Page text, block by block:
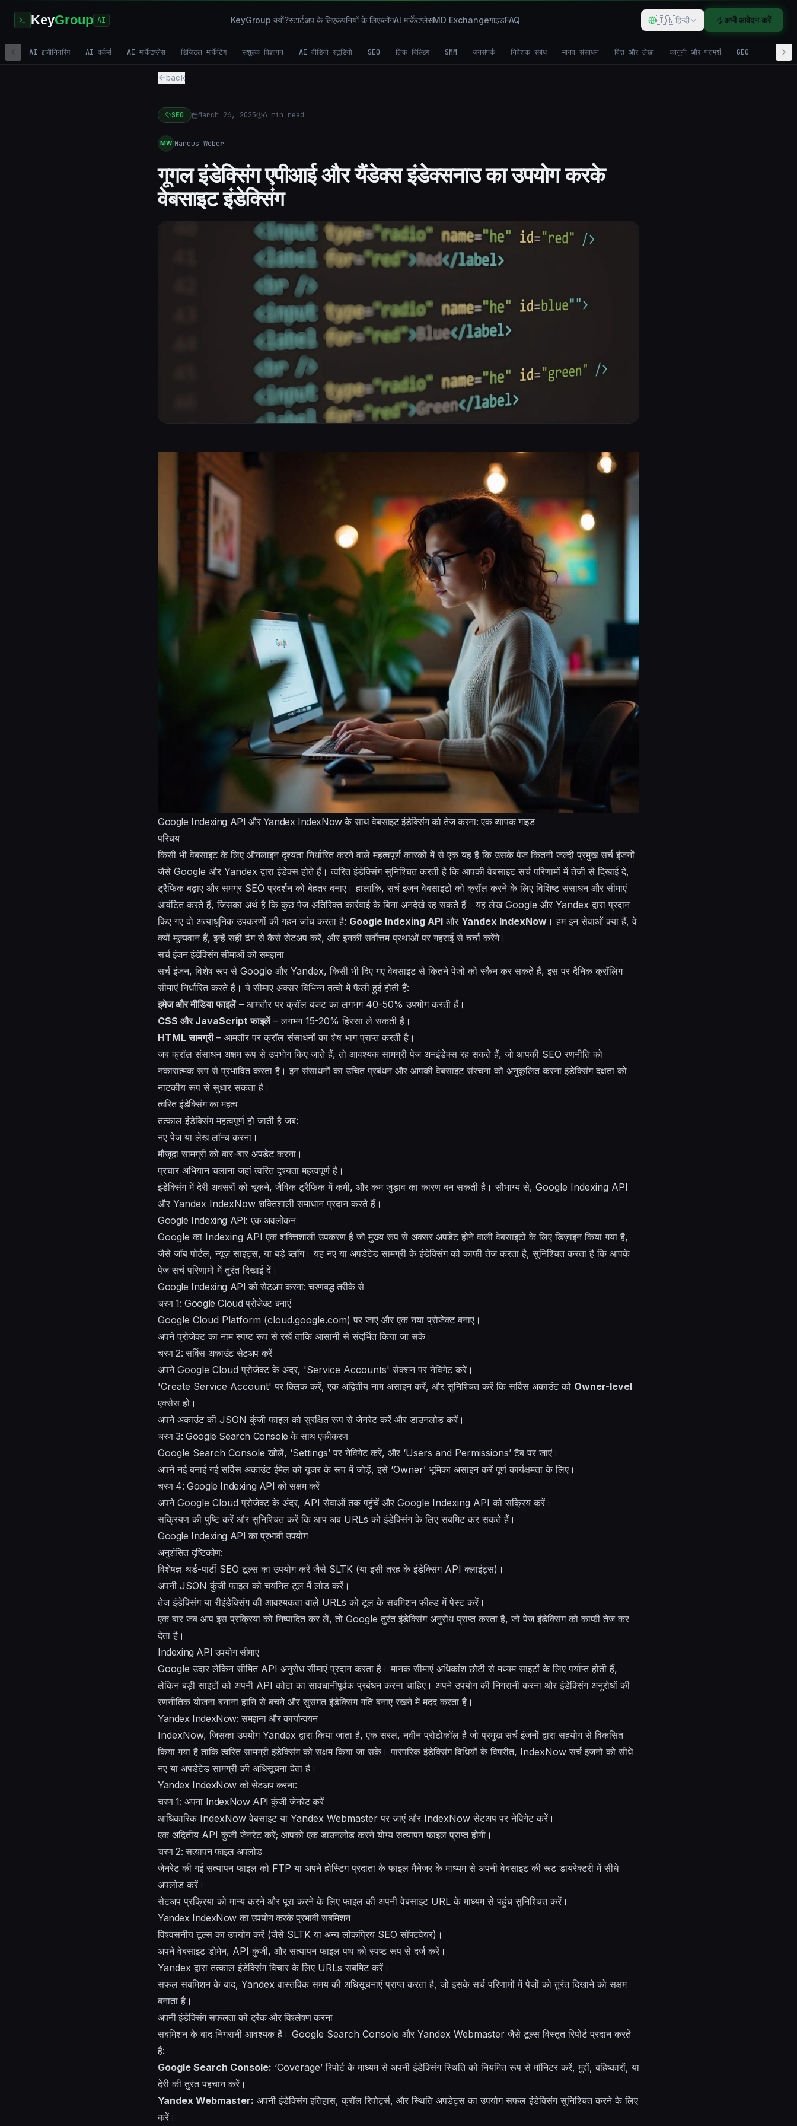
KeyGroup AI KeyGroup क्यों?स्टार्टअप के लिएकंपनियों के लिएब्लॉगAI मार्केटप्लेसMD ExchangeगाइडFAQ 🇮🇳हिन्दी अभी आवेदन करें
AI इंजीनियरिंग AI वर्कर्स AI मार्केटप्लेस डिजिटल मार्केटिंग सशुल्क विज्ञापन AI वीडियो स्टूडियो SEO लिंक बिल्डिंग SMM जनसंपर्क निवेशक संबंध मानव संसाधन वित्त और लेखा कानूनी और परामर्श GEO
back
SEO March 26, 2025 6 min read
MW Marcus Weber
गूगल इंडेक्सिंग एपीआई और यैंडेक्स इंडेक्सनाउ का उपयोग करके
वेबसाइट इंडेक्सिंग
Google Indexing API और Yandex IndexNow के साथ वेबसाइट इंडेक्सिंग को तेज करना: एक व्यापक गाइड
परिचय
किसी भी वेबसाइट के लिए ऑनलाइन दृश्यता निर्धारित करने वाले महत्वपूर्ण कारकों में से एक यह है कि उसके पेज कितनी जल्दी प्रमुख सर्च इंजनों
जैसे Google और Yandex द्वारा इंडेक्स होते हैं। त्वरित इंडेक्सिंग सुनिश्चित करती है कि आपकी वेबसाइट सर्च परिणामों में तेजी से दिखाई दे,
ट्रैफिक बढ़ाए और समग्र SEO प्रदर्शन को बेहतर बनाए। हालांकि, सर्च इंजन वेबसाइटों को क्रॉल करने के लिए विशिष्ट संसाधन और सीमाएं
आवंटित करते हैं, जिसका अर्थ है कि कुछ पेज अतिरिक्त कार्रवाई के बिना अनदेखे रह सकते हैं। यह लेख Google और Yandex द्वारा प्रदान
किए गए दो अत्याधुनिक उपकरणों की गहन जांच करता है: Google Indexing API और Yandex IndexNow । हम इन सेवाओं क्या हैं, वे
क्यों मूल्यवान हैं, इन्हें सही ढंग से कैसे सेटअप करें, और इनकी सर्वोत्तम प्रथाओं पर गहराई से चर्चा करेंगे।
सर्च इंजन इंडेक्सिंग सीमाओं को समझना
सर्च इंजन, विशेष रूप से Google और Yandex, किसी भी दिए गए वेबसाइट से कितने पेजों को स्कैन कर सकते हैं, इस पर दैनिक क्रॉलिंग
सीमाएं निर्धारित करते हैं। ये सीमाएं अक्सर विभिन्न तत्वों में फैली हुई होती हैं:
इमेज और मीडिया फाइलें– आमतौर पर क्रॉल बजट का लगभग 40-50% उपभोग करती हैं।
CSS और JavaScript फाइलें– लगभग 15-20% हिस्सा ले सकती हैं।
HTML सामग्री– आमतौर पर क्रॉल संसाधनों का शेष भाग प्राप्त करती है।
जब क्रॉल संसाधन अक्षम रूप से उपभोग किए जाते हैं, तो आवश्यक सामग्री पेज अनइंडेक्स रह सकते हैं, जो आपकी SEO रणनीति को
नकारात्मक रूप से प्रभावित करता है। इन संसाधनों का उचित प्रबंधन और आपकी वेबसाइट संरचना को अनुकूलित करना इंडेक्सिंग दक्षता को
नाटकीय रूप से सुधार सकता है।
त्वरित इंडेक्सिंग का महत्व
तत्काल इंडेक्सिंग महत्वपूर्ण हो जाती है जब:
नए पेज या लेख लॉन्च करना।
मौजूदा सामग्री को बार-बार अपडेट करना।
प्रचार अभियान चलाना जहां त्वरित दृश्यता महत्वपूर्ण है।
इंडेक्सिंग में देरी अवसरों को चूकने, जैविक ट्रैफिक में कमी, और कम जुड़ाव का कारण बन सकती है। सौभाग्य से, Google Indexing API
और Yandex IndexNow शक्तिशाली समाधान प्रदान करते हैं।
Google Indexing API: एक अवलोकन
Google का Indexing API एक शक्तिशाली उपकरण है जो मुख्य रूप से अक्सर अपडेट होने वाली वेबसाइटों के लिए डिज़ाइन किया गया है,
जैसे जॉब पोर्टल, न्यूज़ साइट्स, या बड़े ब्लॉग। यह नए या अपडेटेड सामग्री के इंडेक्सिंग को काफी तेज करता है, सुनिश्चित करता है कि आपके
पेज सर्च परिणामों में तुरंत दिखाई दें।
Google Indexing API को सेटअप करना: चरणबद्ध तरीके से
चरण 1: Google Cloud प्रोजेक्ट बनाएं
Google Cloud Platform (cloud.google.com) पर जाएं और एक नया प्रोजेक्ट बनाएं।
अपने प्रोजेक्ट का नाम स्पष्ट रूप से रखें ताकि आसानी से संदर्भित किया जा सके।
चरण 2: सर्विस अकाउंट सेटअप करें
अपने Google Cloud प्रोजेक्ट के अंदर, 'Service Accounts' सेक्शन पर नेविगेट करें।
'Create Service Account' पर क्लिक करें, एक अद्वितीय नाम असाइन करें, और सुनिश्चित करें कि सर्विस अकाउंट को Owner-level
एक्सेस हो।
अपने अकाउंट की JSON कुंजी फाइल को सुरक्षित रूप से जेनरेट करें और डाउनलोड करें।
चरण 3: Google Search Console के साथ एकीकरण
Google Search Console खोलें, ‘Settings’ पर नेविगेट करें, और ‘Users and Permissions’ टैब पर जाएं।
अपने नई बनाई गई सर्विस अकाउंट ईमेल को यूजर के रूप में जोड़ें, इसे ‘Owner’ भूमिका असाइन करें पूर्ण कार्यक्षमता के लिए।
चरण 4: Google Indexing API को सक्षम करें
अपने Google Cloud प्रोजेक्ट के अंदर, API सेवाओं तक पहुंचें और Google Indexing API को सक्रिय करें।
सक्रियण की पुष्टि करें और सुनिश्चित करें कि आप अब URLs को इंडेक्सिंग के लिए सबमिट कर सकते हैं।
Google Indexing API का प्रभावी उपयोग
अनुशंसित दृष्टिकोण:
विशेषज्ञ थर्ड-पार्टी SEO टूल्स का उपयोग करें जैसे SLTK (या इसी तरह के इंडेक्सिंग API क्लाइंट्स)।
अपनी JSON कुंजी फाइल को चयनित टूल में लोड करें।
तेज इंडेक्सिंग या रीइंडेक्सिंग की आवश्यकता वाले URLs को टूल के सबमिशन फील्ड में पेस्ट करें।
एक बार जब आप इस प्रक्रिया को निष्पादित कर लें, तो Google तुरंत इंडेक्सिंग अनुरोध प्राप्त करता है, जो पेज इंडेक्सिंग को काफी तेज कर
देता है।
Indexing API उपयोग सीमाएं
Google उदार लेकिन सीमित API अनुरोध सीमाएं प्रदान करता है। मानक सीमाएं अधिकांश छोटी से मध्यम साइटों के लिए पर्याप्त होती हैं,
लेकिन बड़ी साइटों को अपनी API कोटा का सावधानीपूर्वक प्रबंधन करना चाहिए। अपने उपयोग की निगरानी करना और इंडेक्सिंग अनुरोधों की
रणनीतिक योजना बनाना हानि से बचने और सुसंगत इंडेक्सिंग गति बनाए रखने में मदद करता है।
Yandex IndexNow: समझना और कार्यान्वयन
IndexNow, जिसका उपयोग Yandex द्वारा किया जाता है, एक सरल, नवीन प्रोटोकॉल है जो प्रमुख सर्च इंजनों द्वारा सहयोग से विकसित
किया गया है ताकि त्वरित सामग्री इंडेक्सिंग को सक्षम किया जा सके। पारंपरिक इंडेक्सिंग विधियों के विपरीत, IndexNow सर्च इंजनों को सीधे
नए या अपडेटेड सामग्री की अधिसूचना देता है।
Yandex IndexNow को सेटअप करना:
चरण 1: अपना IndexNow API कुंजी जेनरेट करें
आधिकारिक IndexNow वेबसाइट या Yandex Webmaster पर जाएं और IndexNow सेटअप पर नेविगेट करें।
एक अद्वितीय API कुंजी जेनरेट करें; आपको एक डाउनलोड करने योग्य सत्यापन फाइल प्राप्त होगी।
चरण 2: सत्यापन फाइल अपलोड
जेनरेट की गई सत्यापन फाइल को FTP या अपने होस्टिंग प्रदाता के फाइल मैनेजर के माध्यम से अपनी वेबसाइट की रूट डायरेक्टरी में सीधे
अपलोड करें।
सेटअप प्रक्रिया को मान्य करने और पूरा करने के लिए फाइल की अपनी वेबसाइट URL के माध्यम से पहुंच सुनिश्चित करें।
Yandex IndexNow का उपयोग करके प्रभावी सबमिशन
विश्वसनीय टूल्स का उपयोग करें (जैसे SLTK या अन्य लोकप्रिय SEO सॉफ्टवेयर)।
अपने वेबसाइट डोमेन, API कुंजी, और सत्यापन फाइल पथ को स्पष्ट रूप से दर्ज करें।
Yandex द्वारा तत्काल इंडेक्सिंग विचार के लिए URLs सबमिट करें।
सफल सबमिशन के बाद, Yandex वास्तविक समय की अधिसूचनाएं प्राप्त करता है, जो इसके सर्च परिणामों में पेजों को तुरंत दिखाने को सक्षम
बनाता है।
अपनी इंडेक्सिंग सफलता को ट्रैक और विश्लेषण करना
सबमिशन के बाद निगरानी आवश्यक है। Google Search Console और Yandex Webmaster जैसे टूल्स विस्तृत रिपोर्ट प्रदान करते
हैं:
Google Search Console: ‘Coverage’ रिपोर्ट के माध्यम से अपनी इंडेक्सिंग स्थिति को नियमित रूप से मॉनिटर करें, मुद्दों, बहिष्कारों, या
देरी की तुरंत पहचान करें।
Yandex Webmaster: अपनी इंडेक्सिंग इतिहास, क्रॉल रिपोर्ट्स, और स्थिति अपडेट्स का उपयोग सफल इंडेक्सिंग सुनिश्चित करने के लिए
करें।